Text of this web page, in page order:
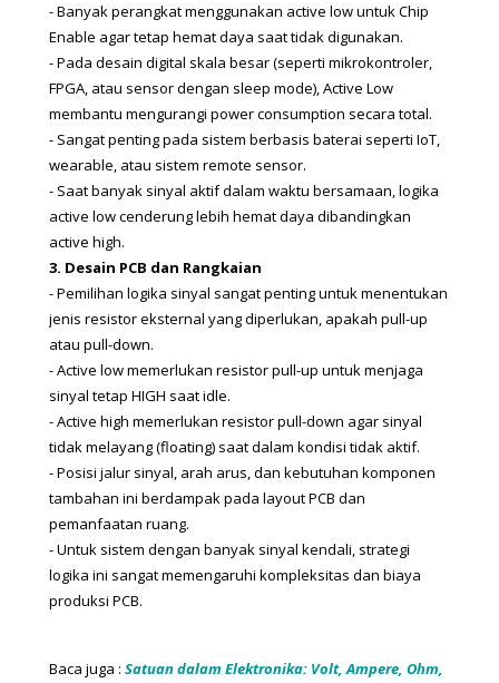
- Banyak perangkat menggunakan active low untuk Chip
Enable agar tetap hemat daya saat tidak digunakan.
- Pada desain digital skala besar (seperti mikrokontroler,
FPGA, atau sensor dengan sleep mode), Active Low
membantu mengurangi power consumption secara total.
- Sangat penting pada sistem berbasis baterai seperti IoT,
wearable, atau sistem remote sensor.
- Saat banyak sinyal aktif dalam waktu bersamaan, logika
active low cenderung lebih hemat daya dibandingkan
active high.
3. Desain PCB dan Rangkaian
- Pemilihan logika sinyal sangat penting untuk menentukan
jenis resistor eksternal yang diperlukan, apakah pull-up
atau pull-down.
- Active low memerlukan resistor pull-up untuk menjaga
sinyal tetap HIGH saat idle.
- Active high memerlukan resistor pull-down agar sinyal
tidak melayang (floating) saat dalam kondisi tidak aktif.
- Posisi jalur sinyal, arah arus, dan kebutuhan komponen
tambahan ini berdampak pada layout PCB dan
pemanfaatan ruang.
- Untuk sistem dengan banyak sinyal kendali, strategi
logika ini sangat memengaruhi kompleksitas dan biaya
produksi PCB.
Baca juga : Satuan dalam Elektronika: Volt, Ampere, Ohm,